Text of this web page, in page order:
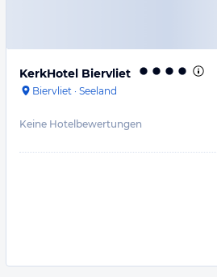
KerkHotel Biervliet
Biervliet · Seeland
Keine Hotelbewertungen